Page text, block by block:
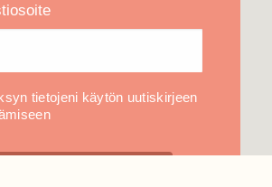
tietojeni käytön uutiskirjeen